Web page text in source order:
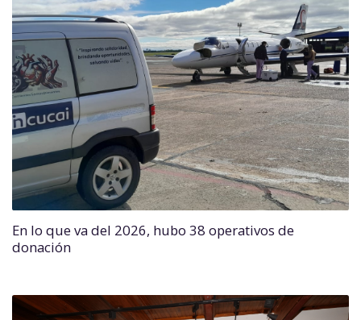
En lo que va del 2026, hubo 38 operativos de
donación